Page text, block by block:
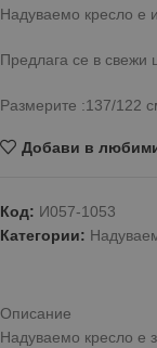
Надуваемо кресло е
Предлага се в свежи
Размерите :137/122
Добави в
Код: И057-1053
Категории:
Описание
Надуваемо кресло е